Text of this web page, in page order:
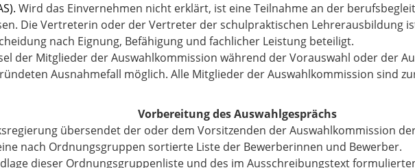
Wird das Einvernehmen nicht erklärt, ist eine Teilnahme an der
Die Vertreterin oder der Vertreter der schulpraktischen Lehrerausbildung
nach Eignung, Befähigung und fachlicher Leistung beteiligt.
der Mitglieder der Auswahlkommission während der Vorauswahl oder der
Ausnahmefall möglich. Alle Mitglieder der Auswahlkommission sind
Vorbereitung des Auswahlgesprächs
übersendet der oder dem Vorsitzenden der Auswahlkommission
nach Ordnungsgruppen sortierte Liste der Bewerberinnen und Bewerber.
dieser Ordnungsgruppenliste und des im Ausschreibungstext